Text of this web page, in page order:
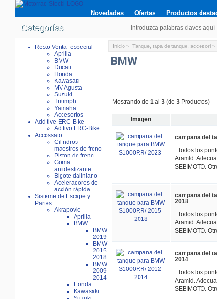
Novedades Ofertas Productos
Categorías
Resto Venta- especial
Aprilia
BMW
Ducati
Honda
Kawasaki
MV Agusta
Suzuki
Triumph
Yamaha
Accesorios
Additive-ERC-Bike
Aditivo ERC-Bike
Accossato
Cilindros
maestros de freno
Piston de freno
Goma
antideslizante
Bigote daliniano
Aceleradores de
acción rápida
Sisteme de Escape y
Partes
Akrapovic
Aprilia
BMW
BMW
2019-
BMW
2015-
2018
BMW
2009-
2014
Honda
Kawasaki
Inicio > Tanque, tapa de tanque, accesori
BMW
Mostrando de 1 al 3 (de 3 Productos)
Imagen
campana del
Todos los
Aramid.
SEBIMOTO.
campana del
2018
Todos los
Aramid.
SEBIMOTO.
campana del
2014
Todos los
Aramid.
SEBIMOTO.